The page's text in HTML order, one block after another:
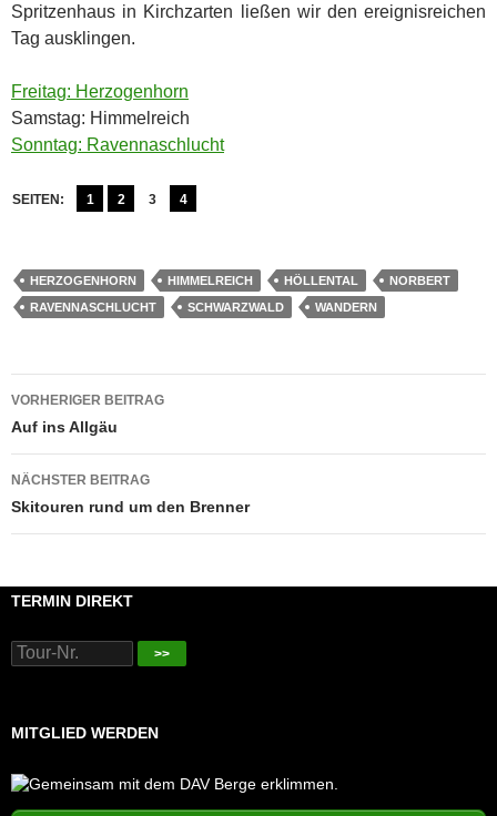
Spritzenhaus in Kirchzarten ließen wir den ereignisreichen
Tag ausklingen.
Freitag: Herzogenhorn
Samstag: Himmelreich
Sonntag: Ravennaschlucht
SEITEN: 1 2 3 4
HERZOGENHORN HIMMELREICH HÖLLENTAL
NORBERT
RAVENNASCHLUCHT
SCHWARZWALD WANDERN
Beitragsnavigation
VORHERIGER BEITRAG
Auf ins Allgäu
NÄCHSTER BEITRAG
Skitouren rund um den Brenner
TERMIN DIREKT
>>
MITGLIED WERDEN